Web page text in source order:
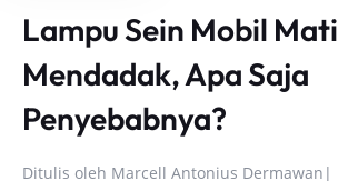
Lampu Sein Mobil Mati
Mendadak, Apa Saja
Penyebabnya?
Ditulis oleh Marcell Antonius Dermawan |